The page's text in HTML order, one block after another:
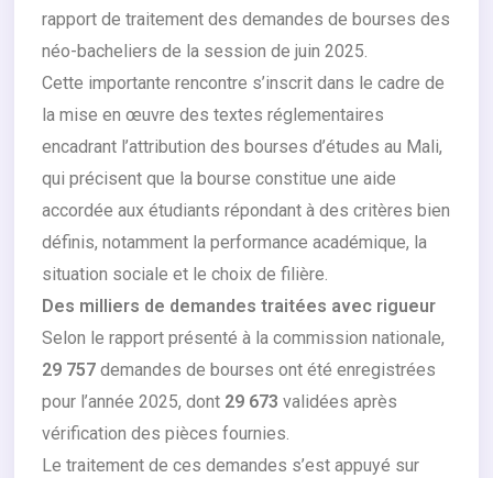
rapport de traitement des demandes de bourses des
néo-bacheliers de la session de juin 2025.
Cette importante rencontre s’inscrit dans le cadre de
la mise en œuvre des textes réglementaires
encadrant l’attribution des bourses d’études au Mali,
qui précisent que la bourse constitue une aide
accordée aux étudiants répondant à des critères bien
définis, notamment la performance académique, la
situation sociale et le choix de filière.
Des milliers de demandes traitées avec rigueur
Selon le rapport présenté à la commission nationale,
29 757 demandes de bourses ont été enregistrées
pour l’année 2025, dont 29 673 validées après
vérification des pièces fournies.
Le traitement de ces demandes s’est appuyé sur